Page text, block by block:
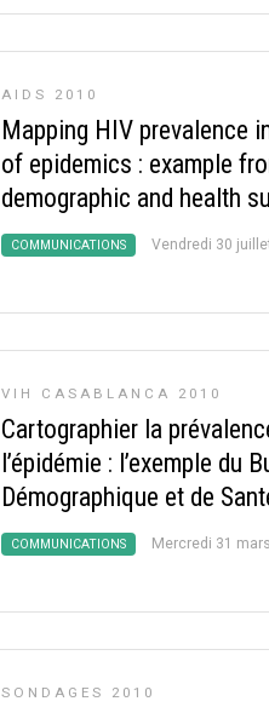
AIDS 2010
Mapping HIV prevalence
of epidemics : example
demographic and health
COMMUNICATIONS Vendredi 30
VIH CASABLANCA 2010
Cartographier la
l’épidémie : l’exemple du
Démographique et de
COMMUNICATIONS Mercredi 31
SONDAGES 2010